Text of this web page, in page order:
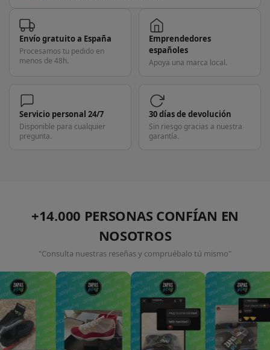
Envío gratuito a España
Procesamos tu pedido en
menos de 48h.
Emprendedores
españoles
Apoya una marca local.
Servicio personal 24/7
Disponible para cualquier
pregunta.
30 días de devolución
Sin riesgo gracias a nuestra
garantía.
+14.000 PERSONAS CONFÍAN EN
NOSOTROS
"Consulta nuestras reseñas y compruébalo tú mismo"